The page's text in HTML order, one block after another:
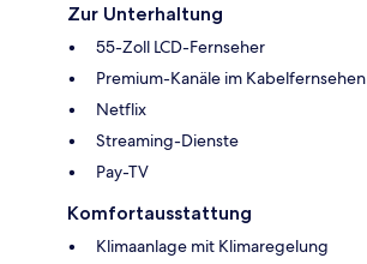
Zur Unterhaltung
55-Zoll LCD-Fernseher
Premium-Kanäle im Kabelfernsehen
Netflix
Streaming-Dienste
Pay-TV
Komfortausstattung
Klimaanlage mit Klimaregelung